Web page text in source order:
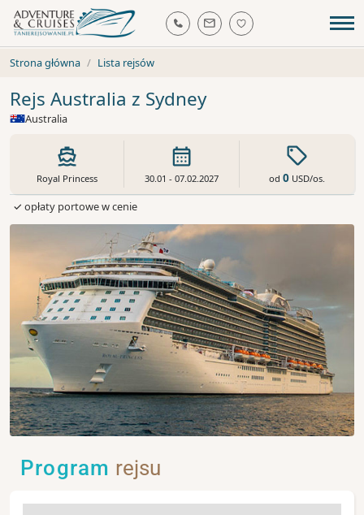
Strona główna Lista rejsów
Rejs Australia z Sydney
Australia
Royal Princess 30.01 - 07.02.2027 od 0USD/os.
✓ opłaty portowe w cenie
Program rejsu